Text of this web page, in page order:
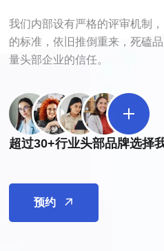
我们内部设有严格的评审机制
的标准，依旧推倒重来，死磕
量头部企业的信任。
超过30+行业头部品牌选择
预约